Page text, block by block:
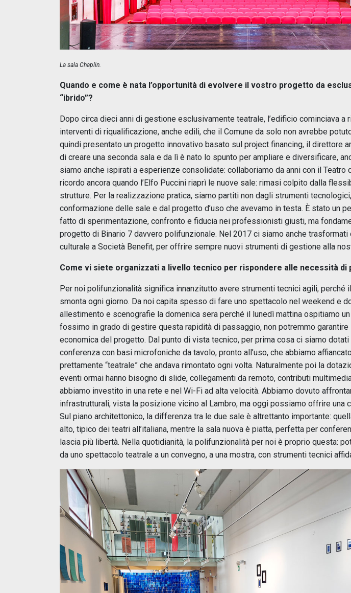
La sala Chaplin.
Quando e come è nata l’opportunità di evolvere il vostro progetto da
“ibrido”?
Dopo circa dieci anni di gestione esclusivamente teatrale, l’edificio cominciava a
interventi di riqualificazione, anche edili, che il Comune da solo non avrebbe
quindi presentato un progetto innovativo basato sul project financing, il direttore
di creare una seconda sala e da lì è nato lo spunto per ampliare e diversificare,
siamo anche ispirati a esperienze consolidate: collaboriamo da anni con il Teatro
ricordo ancora quando l’Elfo Puccini riaprì le nuove sale: rimasi colpito dalla
strutture. Per la realizzazione pratica, siamo partiti non dagli strumenti
conformazione delle sale e dal progetto d’uso che avevamo in testa. È stato un
fatto di sperimentazione, confronto e fiducia nei professionisti giusti, ma
progetto di Binario 7 davvero polifunzionale. Nel 2017 ci siamo anche trasformati
culturale a Società Benefit, per offrire sempre nuovi strumenti di gestione alla
Come vi siete organizzati a livello tecnico per rispondere alle necessità di
Per noi polifunzionalità significa innanzitutto avere strumenti tecnici agili, perché
smonta ogni giorno. Da noi capita spesso di fare uno spettacolo nel weekend e
allestimento e scenografie la domenica sera perché il lunedì mattina ospitiamo
fossimo in grado di gestire questa rapidità di passaggio, non potremmo
economica del progetto. Dal punto di vista tecnico, per prima cosa ci siamo
conferenza con basi microfoniche da tavolo, pronto all’uso, che abbiamo
prettamente “teatrale” che andava rimontato ogni volta. Naturalmente poi la
eventi ormai hanno bisogno di slide, collegamenti da remoto, contributi
abbiamo investito in una rete e nel Wi-Fi ad alta velocità. Abbiamo dovuto
infrastrutturali, vista la posizione vicino al Lambro, ma oggi possiamo offrire una
Sul piano architettonico, la differenza tra le due sale è altrettanto importante:
alto, tipico dei teatri all’italiana, mentre la sala nuova è piatta, perfetta per
lascia più libertà. Nella quotidianità, la polifunzionalità per noi è proprio questa:
da uno spettacolo teatrale a un convegno, a una mostra, con strumenti tecnici